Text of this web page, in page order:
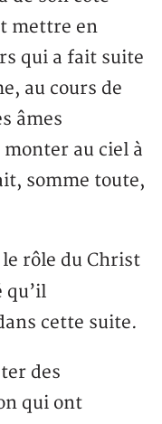
mettre en
qui a fait suite
au cours de
âmes
au ciel à
somme toute,
rôle du Christ
qu’il
cette suite.
des
qui ont